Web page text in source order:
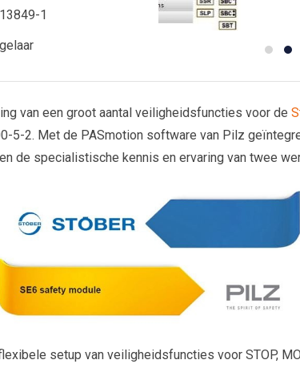
1
van een groot aantal veiligheidsfuncties voor de
5-2. Met de PASmotion software van Pilz
de specialistische kennis en ervaring van twee
setup van veiligheidsfuncties voor STOP,